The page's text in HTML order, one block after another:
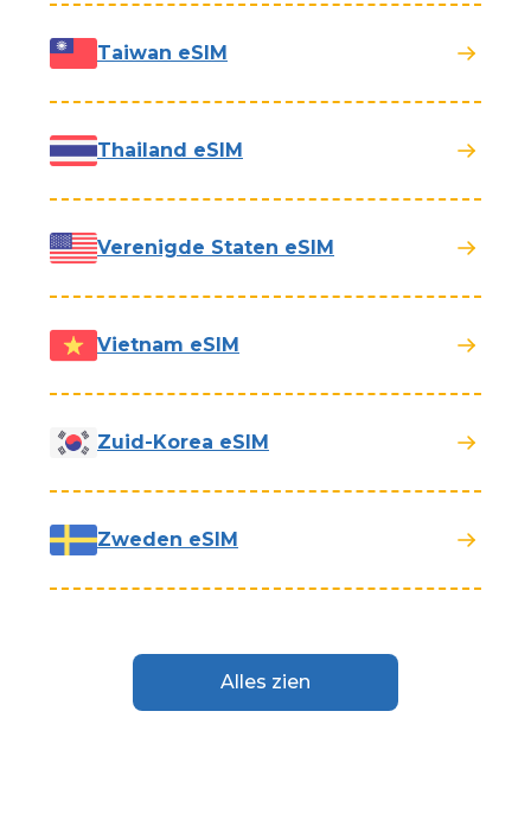
Taiwan eSIM
Thailand eSIM
Verenigde Staten eSIM
Vietnam eSIM
Zuid-Korea eSIM
Zweden eSIM
Alles zien